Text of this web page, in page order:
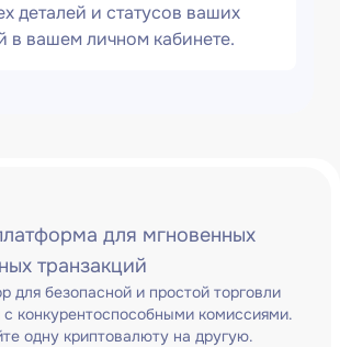
деталей и статусов ваших
в вашем личном кабинете.
для мгновенных
транзакций
для безопасной и простой торговли
конкурентоспособными комиссиями.
одну криптовалюту на другую.